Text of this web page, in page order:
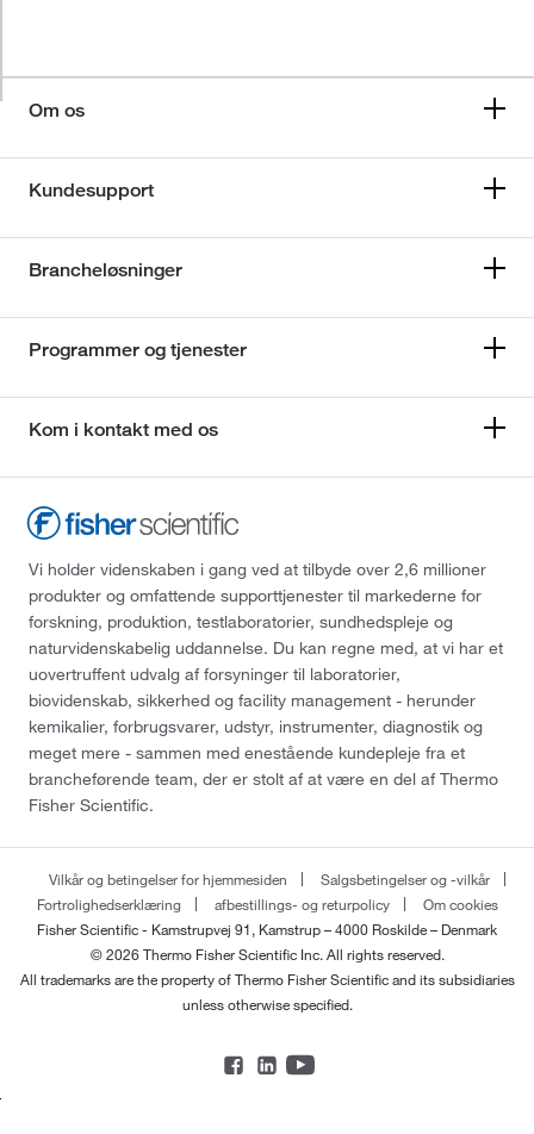
Om os
Kundesupport
Brancheløsninger
Programmer og tjenester
Kom i kontakt med os
Vi holder videnskaben i gang ved at tilbyde over 2,6 millioner
produkter og omfattende supporttjenester til markederne for
forskning, produktion, testlaboratorier, sundhedspleje og
naturvidenskabelig uddannelse. Du kan regne med, at vi har et
uovertruffent udvalg af forsyninger til laboratorier,
biovidenskab, sikkerhed og facility management - herunder
kemikalier, forbrugsvarer, udstyr, instrumenter, diagnostik og
meget mere - sammen med enestående kundepleje fra et
brancheførende team, der er stolt af at være en del af Thermo
Fisher Scientific.
Vilkår og betingelser for hjemmesiden
Salgsbetingelser og -vilkår
Fortrolighedserklæring
afbestillings- og returpolicy
Om cookies
Fisher Scientific - Kamstrupvej 91, Kamstrup – 4000 Roskilde – Denmark
© 2026 Thermo Fisher Scientific Inc. All rights reserved.
All trademarks are the property of Thermo Fisher Scientific and its subsidiaries
unless otherwise specified.